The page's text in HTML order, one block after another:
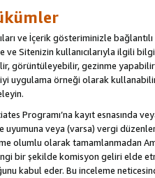
ve İçerik gösteriminizle
ve Sitenizin kullanıcılarıyla ilgili
görüntüleyebilir, gezinme yapabilir
uygulama örneği olarak
Programı’na kayıt esnasında
uyumuna veya (varsa) vergi
olumlu olarak tamamlanmadan
bir şekilde komisyon geliri elde
kabul eder. Bu inceleme